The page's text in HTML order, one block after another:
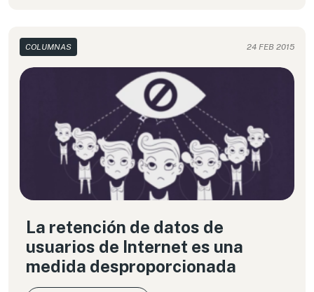
COLUMNAS 24 FEB 2015
La retención de datos de
usuarios de Internet es una
medida desproporcionada